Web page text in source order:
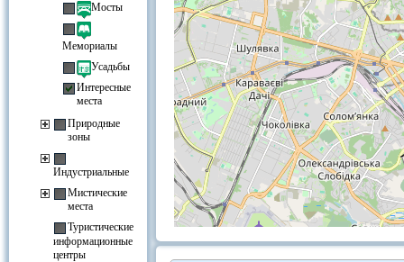
Мосты
Мемориалы
Усадьбы
Интересные
места
Природные
зоны
Индустриальные
Мистические
места
Туристические
информационные
центры